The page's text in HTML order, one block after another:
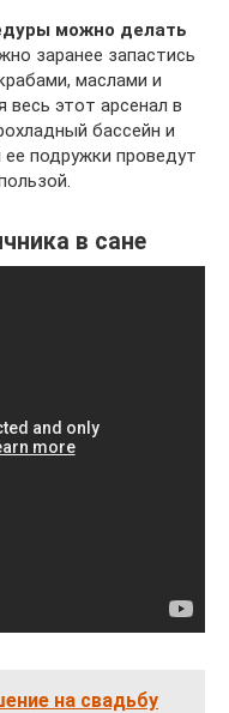
можно делать
заранее запастись
маслами и
этот арсенал в
бассейн и
ее подружки проведут
в сане
на свадьбу